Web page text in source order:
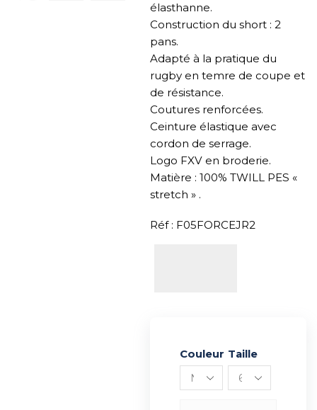
élasthanne.
Construction du short : 2
pans.
Adapté à la pratique du
rugby en temre de coupe et
de résistance.
Coutures renforcées.
Ceinture élastique avec
cordon de serrage.
Logo FXV en broderie.
Matière : 100% TWILL PES «
stretch » .
Réf : F05FORCEJR2
Couleur Taille
Alternative: